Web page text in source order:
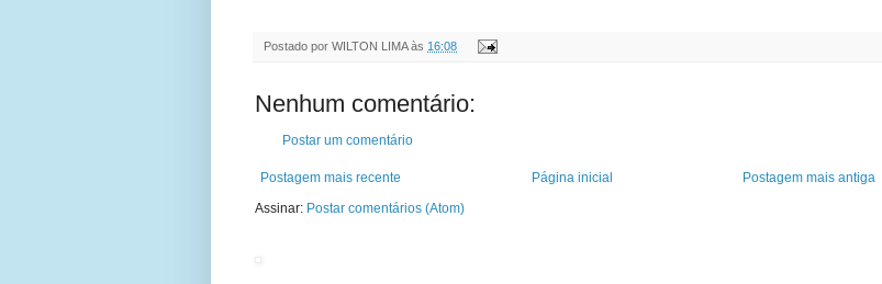
Postado por WILTON LIMA às 16:08
Nenhum comentário:
Postar um comentário
Postagem mais recente Postagem mais antiga
Página inicial
Assinar: Postar comentários (Atom)